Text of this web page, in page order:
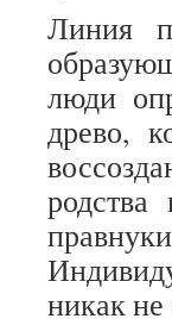
Линия
люди
древо,
никак не